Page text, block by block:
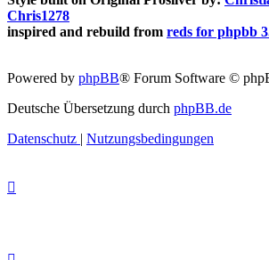
Chris1278
inspired and rebuild from reds for phpbb
Powered by phpBB® Forum Software ©
Deutsche Übersetzung durch phpBB.de
Datenschutz | Nutzungsbedingungen